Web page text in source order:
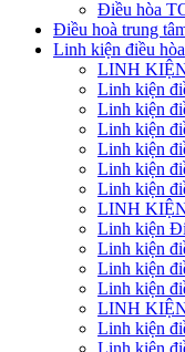
Điều hòa
Điều hoà trung
Linh kiện điều hòa
LINH
Linh kiện
Linh kiện
Linh kiện
Linh kiện
Linh kiện
Linh kiện
LINH
Linh kiện
Linh kiện
Linh kiện
Linh kiện
LINH
Linh kiện
Linh kiện